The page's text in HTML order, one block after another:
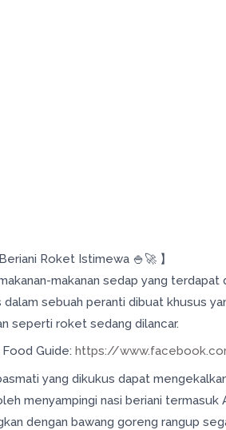
Beriani Roket Istimewa 🍚🚀 】
makanan sedap yang
dalam sebuah peranti dibuat khusus
seperti roket sedang dilancar.
Food Guide:https://
yang dikukus dapat
menyampingi nasi beriani termasuk
dengan bawang goreng rangup